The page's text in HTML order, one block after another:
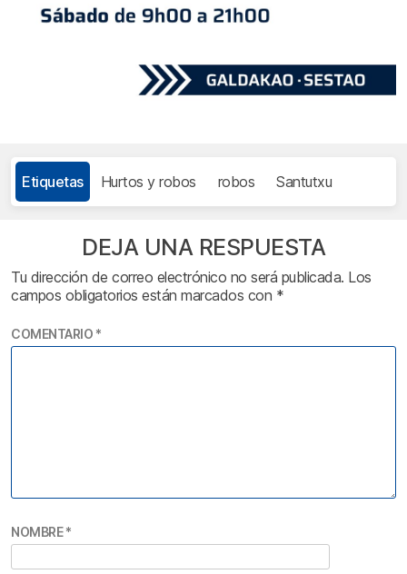
Etiquetas Hurtos y robos robos Santutxu
DEJA UNA RESPUESTA
Tu dirección de correo electrónico no será publicada. Los
campos obligatorios están marcados con *
COMENTARIO *
NOMBRE*